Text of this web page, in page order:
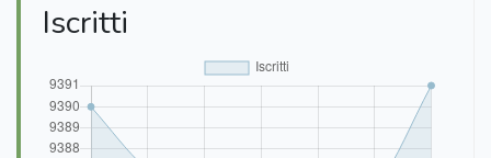
Iscritti